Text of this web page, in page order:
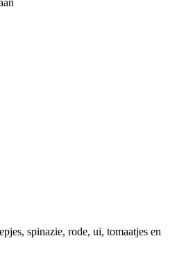
spinazie, rode, ui, tomaatjes en